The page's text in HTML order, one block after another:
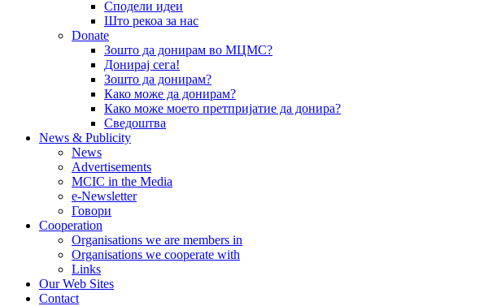
Сподели идеи
Што рекоа за нас
Donate
Зошто да донирам во МЦМС?
Донирај сега!
Зошто да донирам?
Како може да донирам?
Како може моето претпријатие да донира?
Сведоштва
News & Publicity
News
Advertisements
MCIC in the Media
e-Newsletter
Говори
Cooperation
Organisations we are members in
Organisations we cooperate with
Links
Our Web Sites
Contact